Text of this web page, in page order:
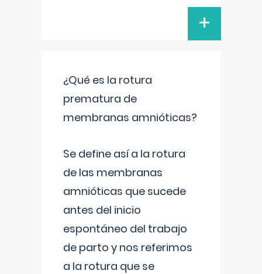
+
¿Qué es la rotura
prematura de
membranas amnióticas?
Se define así a la rotura
de las membranas
amnióticas que sucede
antes del inicio
espontáneo del trabajo
de parto y nos referimos
a la rotura que se